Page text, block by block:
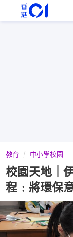
教育 中小學校園
校園天地｜
程﹕將環保